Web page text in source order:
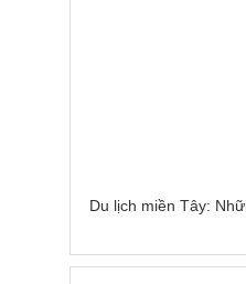
Du lịch miền Tây: